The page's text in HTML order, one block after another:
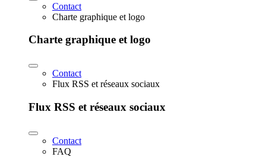
Contact
Charte graphique et logo
Charte graphique et logo
Contact
Flux RSS et réseaux sociaux
Flux RSS et réseaux sociaux
Contact
FAQ